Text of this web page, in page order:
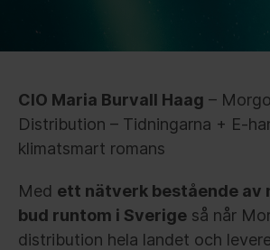
CIO Maria Burvall Haag –
Distribution – Tidningarna + E-
klimatsmart romans
Med ett nätverk bestående av
bud runtom i Sverige så når
distribution hela landet och